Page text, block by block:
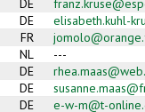
DE
DE
elisabeth.kuhl-
FR
NL
---
DE
DE
DE
e-w-m@t-